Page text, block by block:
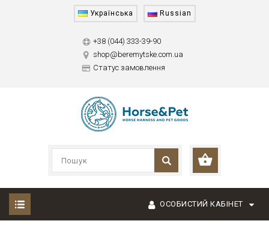
Українська Russian
+38 (044) 333-39-90
shop@beremytske.com.ua
Статус замовлення
ОСОБИСТИЙ КАБІНЕТ